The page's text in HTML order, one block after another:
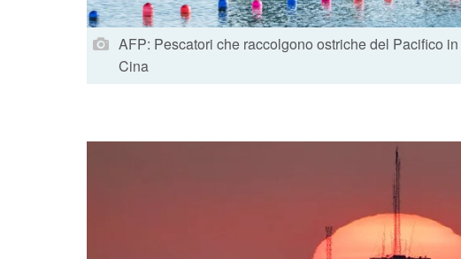
AFP: Pescatori che raccolgono ostriche del Pacifico
Cina